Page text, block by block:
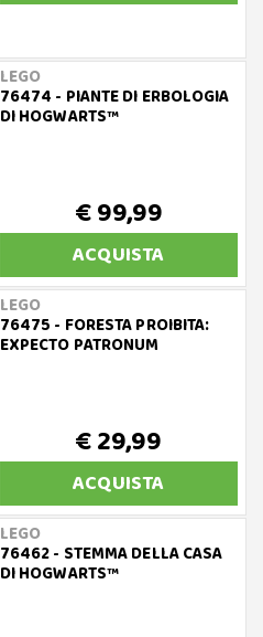
LEGO
76474 - PIANTE DI ERBOLOGIA
DI HOGWARTS™
€ 99,99
ACQUISTA
LEGO
76475 - FORESTA PROIBITA:
EXPECTO PATRONUM
€ 29,99
ACQUISTA
LEGO
76462 - STEMMA DELLA CASA
DI HOGWARTS™